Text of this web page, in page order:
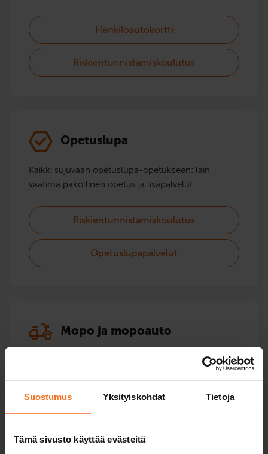
Suostumus Yksityiskohdat Tietoja
Tämä sivusto käyttää evästeitä
Henkilöautokortti
Riskientunnistamiskoulutus
Opetuslupa
Kaikki sujuvaan opetuslupa-opetukseen: lain
vaatima pakollinen opetus ja lisäpalvelut.
Riskientunnistamiskoulutus
Opetuslupapalvelut
Mopo ja mopoauto
Kurssit ja mopo- ja mopoauto-opetukseen. Ajo-